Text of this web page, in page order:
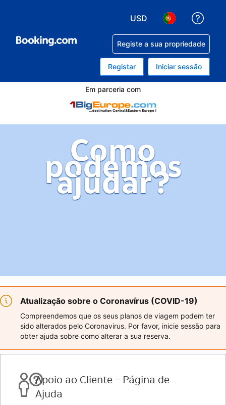
USD
Registe a sua propriedade
Registar Iniciar sessão
Em parceria com
Como
podemos
ajudar?
Atualização sobre o Coronavírus (COVID-19)
Compreendemos que os seus planos de viagem podem ter
sido alterados pelo Coronavirus. Por favor, inicie sessão para
obter ajuda sobre como alterar a sua reserva.
Apoio ao Cliente – Página de
Ajuda